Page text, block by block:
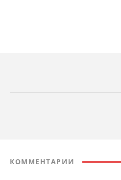
КОММЕНТАРИИ